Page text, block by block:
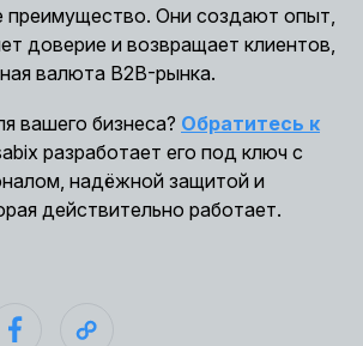
преимущество. Они создают опыт,
доверие и возвращает клиентов,
валюта B2B-рынка.
вашего бизнеса? Обратитесь к
разработает его под ключ с
надёжной защитой и
действительно работает.